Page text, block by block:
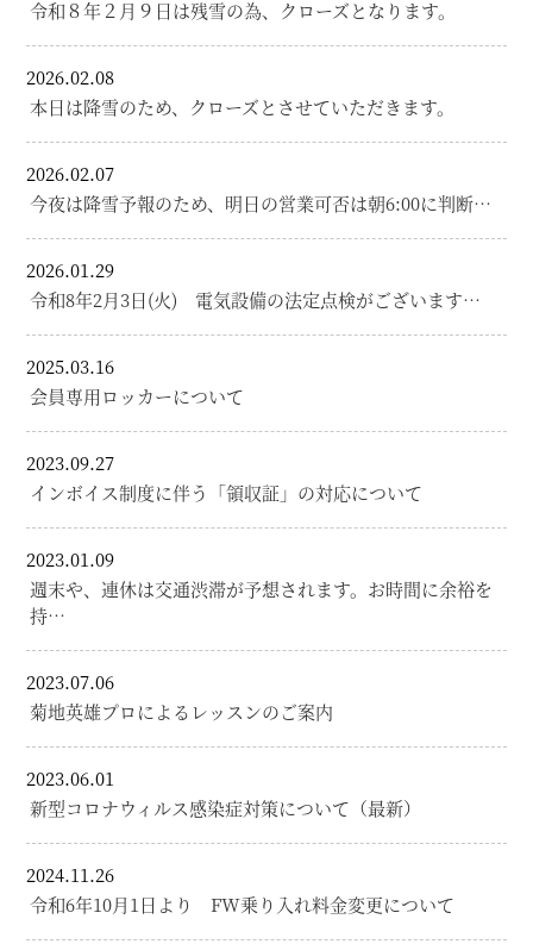
令和８年２月９日は残雪の為、クローズとなります。
2026.02.08
本日は降雪のため、クローズとさせていただきます。
2026.02.07
今夜は降雪予報のため、明日の営業可否は朝6:00に判断…
2026.01.29
令和8年2月3日(火) 電気設備の法定点検がございます…
2025.03.16
会員専用ロッカーについて
2023.09.27
インボイス制度に伴う「領収証」の対応について
2023.01.09
週末や、連休は交通渋滞が予想されます。お時間に余裕を
持…
2023.07.06
菊地英雄プロによるレッスンのご案内
2023.06.01
新型コロナウィルス感染症対策について（最新）
2024.11.26
令和6年10月1日より FW乗り入れ料金変更について